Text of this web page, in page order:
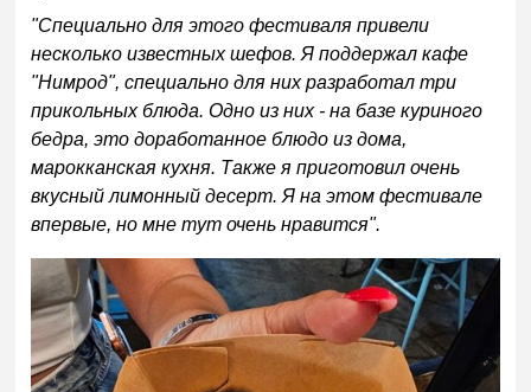
"Специально для этого фестиваля привели
несколько известных шефов. Я поддержал кафе
"Нимрод", специально для них разработал три
прикольных блюда. Одно из них - на базе куриного
бедра, это доработанное блюдо из дома,
марокканская кухня. Также я приготовил очень
вкусный лимонный десерт. Я на этом фестивале
впервые, но мне тут очень нравится".